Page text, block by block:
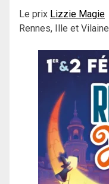
Le prix Lizzie Magie
Rennes, Ille et Vilaine